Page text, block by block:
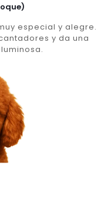
especial y alegre.
y da una